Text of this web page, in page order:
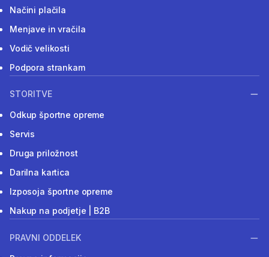
Načini plačila
Menjave in vračila
Vodič velikosti
Podpora strankam
STORITVE
Odkup športne opreme
Servis
Druga priložnost
Darilna kartica
Izposoja športne opreme
Nakup na podjetje | B2B
PRAVNI ODDELEK